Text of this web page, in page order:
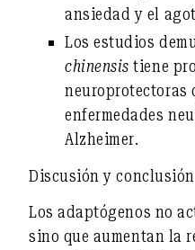
ansiedad y el
Los estudios
chinensis tiene
neuroprotectoras
enfermedades
Alzheimer.
Discusión y conclusión
Los adaptógenos no
sino que aumentan la